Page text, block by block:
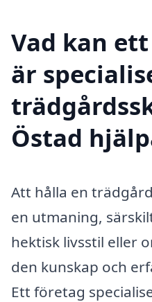
Vad kan
är
Östad
Att hålla en
en utmaning,
hektisk livsstil eller
den kunskap och
Ett företag